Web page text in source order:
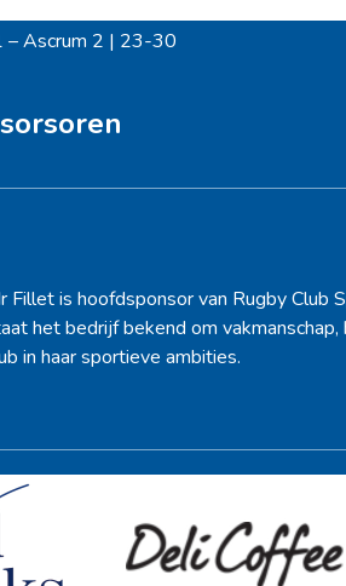
Ascrum 2 | 23-30
Fillet is hoofdsponsor van Rugby Club
het bedrijf bekend om
in haar sportieve ambities.